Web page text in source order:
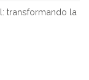
transformando la